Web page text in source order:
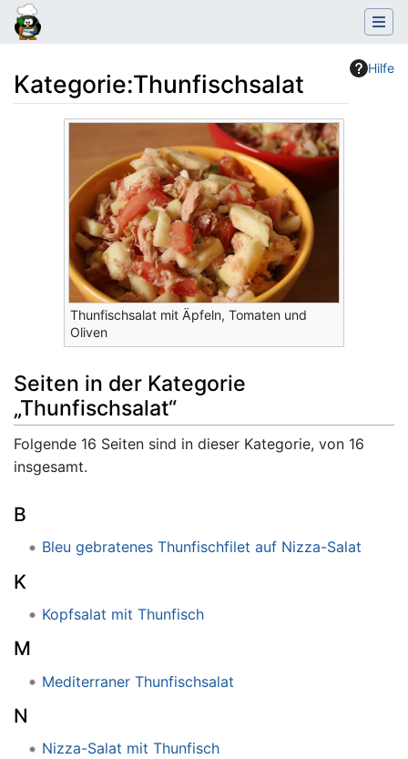
Hilfe
Kategorie:Thunfischsalat
Wechseln zu:Navigation,Suche
Thunfischsalat mit Äpfeln, Tomaten und
Oliven
Seiten in der Kategorie
„Thunfischsalat“
Folgende 16 Seiten sind in dieser Kategorie, von 16
insgesamt.
B
Bleu gebratenes Thunfischfilet auf Nizza-Salat
K
Kopfsalat mit Thunfisch
M
Mediterraner Thunfischsalat
N
Nizza-Salat mit Thunfisch